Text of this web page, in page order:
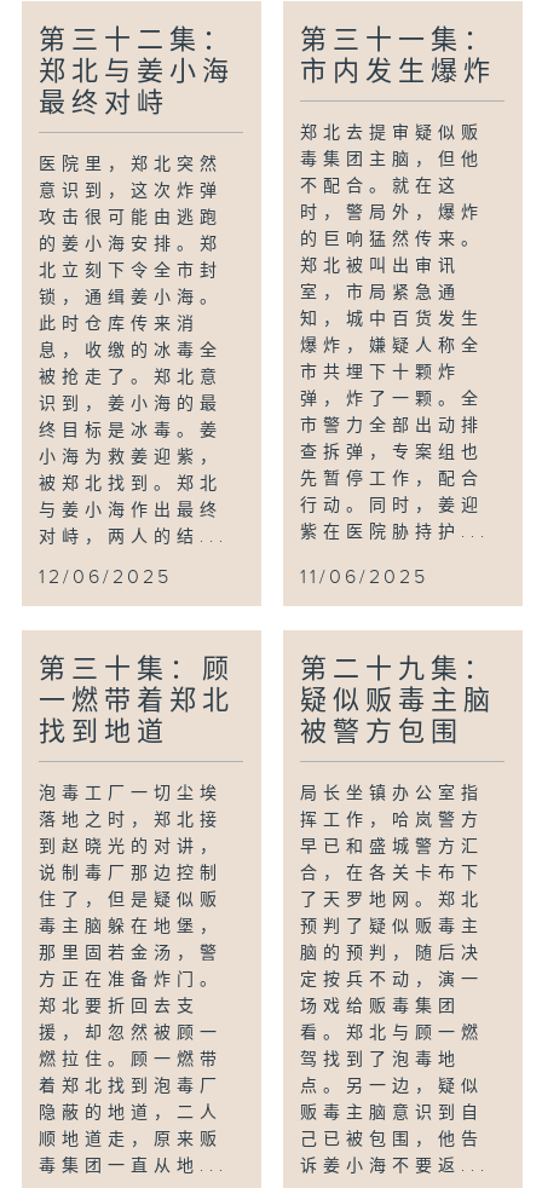
第三十二集：
郑北与姜小海
最终对峙
医院里，郑北突然
意识到，这次炸弹
攻击很可能由逃跑
的姜小海安排。郑
北立刻下令全市封
锁，通缉姜小海。
此时仓库传来消
息，收缴的冰毒全
被抢走了。郑北意
识到，姜小海的最
终目标是冰毒。姜
小海为救姜迎紫，
被郑北找到。郑北
与姜小海作出最终
对峙，两人的结...
12/06/2025
第三十一集：
市内发生爆炸
郑北去提审疑似贩
毒集团主脑，但他
不配合。就在这
时，警局外，爆炸
的巨响猛然传来。
郑北被叫出审讯
室，市局紧急通
知，城中百货发生
爆炸，嫌疑人称全
市共埋下十颗炸
弹，炸了一颗。全
市警力全部出动排
查拆弹，专案组也
先暂停工作，配合
行动。同时，姜迎
紫在医院胁持护...
11/06/2025
第三十集：顾
一燃带着郑北
找到地道
泡毒工厂一切尘埃
落地之时，郑北接
到赵晓光的对讲，
说制毒厂那边控制
住了，但是疑似贩
毒主脑躲在地堡，
那里固若金汤，警
方正在准备炸门。
郑北要折回去支
援，却忽然被顾一
燃拉住。顾一燃带
着郑北找到泡毒厂
隐蔽的地道，二人
顺地道走，原来贩
毒集团一直从地...
第二十九集：
疑似贩毒主脑
被警方包围
局长坐镇办公室指
挥工作，哈岚警方
早已和盛城警方汇
合，在各关卡布下
了天罗地网。郑北
预判了疑似贩毒主
脑的预判，随后决
定按兵不动，演一
场戏给贩毒集团
看。郑北与顾一燃
驾找到了泡毒地
点。另一边，疑似
贩毒主脑意识到自
己已被包围，他告
诉姜小海不要返...